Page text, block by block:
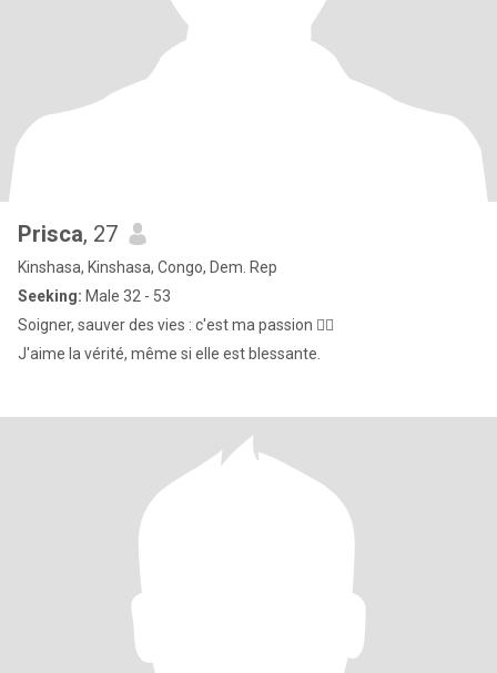
Prisca, 27
Kinshasa, Kinshasa, Congo, Dem. Rep
Seeking: Male 32 - 53
Soigner, sauver des vies : c'est ma passion 🧑‍⚕️
J'aime la vérité, même si elle est blessante.